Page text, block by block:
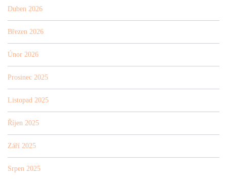
Duben 2026
Březen 2026
Únor 2026
Prosinec 2025
Listopad 2025
Říjen 2025
Září 2025
Srpen 2025